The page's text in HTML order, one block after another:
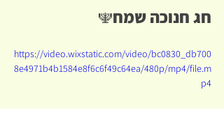
חג חנוכה שמח🕎
https://video.wixstatic.com/video/bc0830_db700
8e4971b4b1584e8f6c6f49c64ea/480p/mp4/file.m
p4